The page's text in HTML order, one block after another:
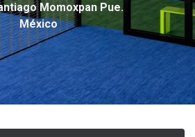
Momoxpan Pue.
México